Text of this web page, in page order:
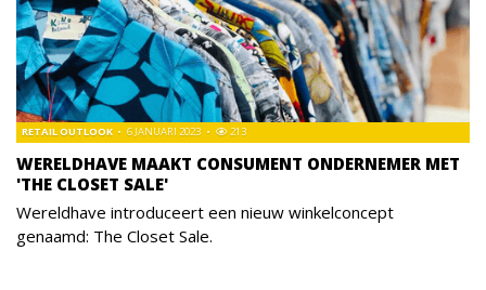
WERELDHAVE MAAKT CONSUMENT ONDERNEMER MET
'THE CLOSET SALE'
RETAIL OUTLOOK 6 JANUARI 2023 213
Wereldhave introduceert een nieuw winkelconcept
genaamd: The Closet Sale.